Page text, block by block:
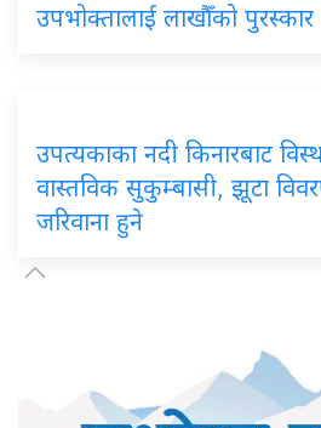
उपभोक्तालाई लाखौँको पुरस्कार
उपत्यकाका नदी किनारबाट
वास्तविक सुकुम्बासी, झूटा
जरिवाना हुने